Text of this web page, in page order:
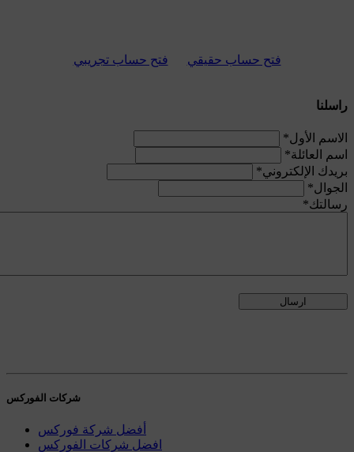
فتح حساب حقيقي فتح حساب تجريبي
راسلنا
الاسم الأول*
اسم العائلة*
بريدك الإلكتروني*
الجوال*
رسالتك*
شركات الفوركس
أفضل شركة فوركس
افضل شركات الفوركس